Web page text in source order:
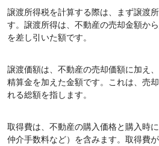
譲渡所得税を計算する際は、まず譲渡
す。譲渡所得は、不動産の売却金額か
を差し引いた額です。
譲渡価額は、不動産の売却価額に加え
精算金を加えた金額です。これは、売
れる総額を指します。
取得費は、不動産の購入価格と購入時
仲介手数料など）を含みます。取得費